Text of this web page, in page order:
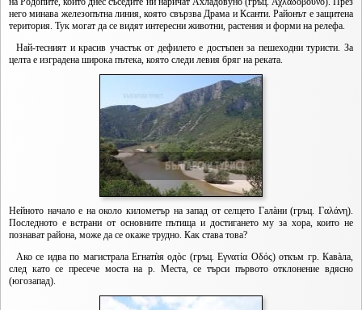
него минава железопътна линия, която свързва Драма и Ксанти. Районът е защитена
територия. Тук могат да се видят интересни животни, растения и форми на релефа.
Най-тесният и красив участък от дефилето е достъпен за пешеходни туристи. За
целта е изградена широка пътека, която следи левия бряг на реката.
Нейното начало е на около километър на запад от селцето Галàни (гръц. Γαλάνη).
Последното е встрани от основните пътища и достигането му за хора, които не
познават района, може да се окаже трудно. Как става това?
Ако се идва по магистрала Егнатѝя одòс (гръц. Εγνατία Οδός) откъм гр. Кавàла,
след като се пресече моста на р. Места, се търси първото отклонение вдясно
(югозапад).